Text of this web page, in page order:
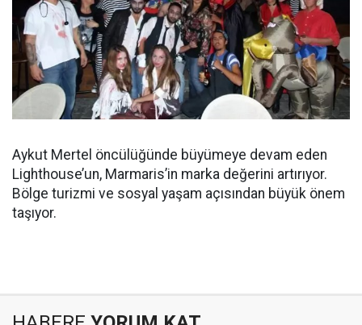
Aykut Mertel öncülüğünde büyümeye devam eden
Lighthouse’un, Marmaris’in marka değerini artırıyor.
Bölge turizmi ve sosyal yaşam açısından büyük önem
taşıyor.